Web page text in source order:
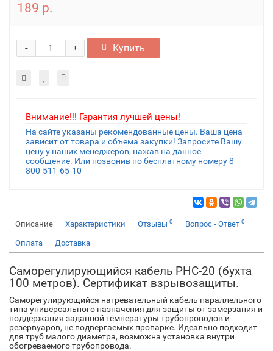
189 р.
+
- Купить
Внимание!!! Гарантия лучшей цены!
На сайте указаны рекомендованные цены. Ваша цена
зависит от товара и объема закупки! Запросите Вашу
цену у наших менеджеров, нажав на данное
сообщение. Или позвонив по бесплатному номеру 8-
800-511-65-10
Описание Характеристики Отзывы 0 Вопрос - Ответ 0
Оплата Доставка
Саморегулирующийся кабель PHC-20 (бухта
100 метров). Сертификат взрывозащиты.
Саморегулирующийся нагревательный кабель параллельного
типа универсального назначения для защиты от замерзания и
поддержания заданной температуры трубопроводов и
резервуаров, не подвергаемых пропарке. Идеально подходит
для труб малого диаметра, возможна установка внутри
обогреваемого трубопровода.